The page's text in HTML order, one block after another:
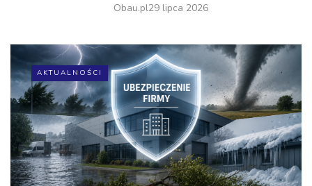
Obau.pl29 lipca 2026
AKTUALNOŚCI